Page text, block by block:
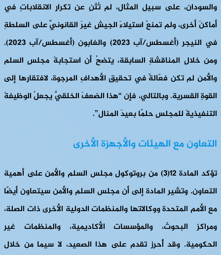
والسودان، على سبيل المثال، لم تُثنِ عن تكرارِ الانقلاباتِ في
أماكنَ أخرى، ولم تمنعْ استيلاءَ الجيشِ غيرَ القانونيِّ على السلطةِ
في النيجر (أغسطس/آب 2023) والغابون (أغسطس/آب 2023).
ومن خلالِ المناقشةِ السابقة، يتضحُ أن استجابةَ مجلسِ السلم
والأمن لم تكن فعّالةً في تحقيقِ الأهدافِ المرجوة، لافتقارِها إلى
القوةِ القسرية. وبالتالي، فإن “هذا الضعفَ الخلقيَّ يجعلُ الوظيفةَ
التنفيذيةَ للمجلسِ حلمًا بعيدَ المنال”.
التعاون مع الهيئات والأجهزة الأخرى
تؤكد المادة 12(3) من بروتوكول مجلس السلم والأمن على أهمية
التعاون. وتشير المادة إلى أن مجلس السلم والأمن سيتعاون أيضًا
مع الأمم المتحدة ووكالاتها والمنظمات الدولية الأخرى ذات الصلة،
ومراكز البحوث، والمؤسسات الأكاديمية، والمنظمات غير
الحكومية. وقد أُحرز تقدم على هذا الصعيد، لا سيما من خلال